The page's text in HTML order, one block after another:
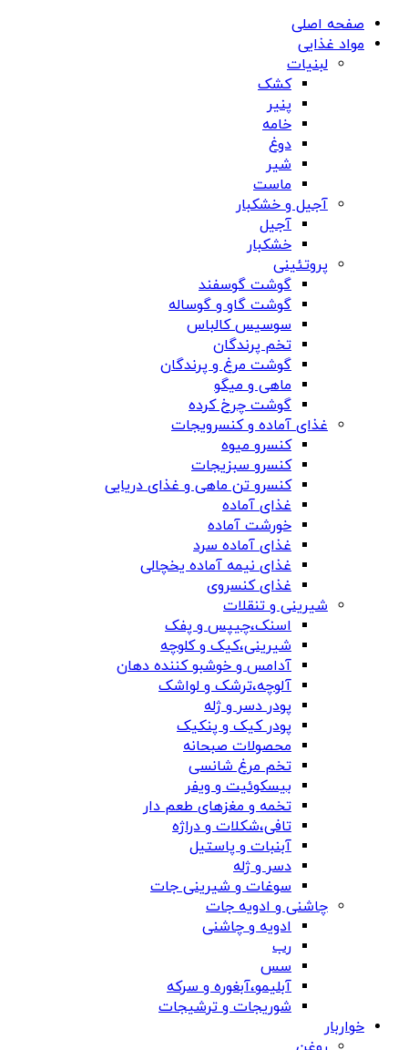
صفحه اصلی
مواد غذایی
لبنیات
کشک
پنیر
خامه
دوغ
شیر
ماست
آجیل و خشکبار
آجیل
خشکبار
پروتئینی
گوشت گوسفند
گوشت گاو و گوساله
سوسیس کالباس
تخم پرندگان
گوشت مرغ و پرندگان
ماهی و میگو
گوشت چرخ کرده
غذای آماده و کنسرویجات
کنسرو میوه
کنسرو سبزیجات
کنسرو تن ماهی و غذای دریایی
غذای آماده
خورشت آماده
غذای آماده سرد
غذای نیمه آماده یخچالی
غذای کنسروی
شیرینی و تنقلات
اسنک،چیپس و پفک
شیرینی،کیک و کلوچه
آدامس و خوشبو کننده دهان
آلوچه،ترشک و لواشک
پودر دسر و ژله
پودر کیک و پنکیک
محصولات صبحانه
تخم مرغ شانسی
بیسکوئیت و ویفر
تخمه و مغزهای طعم دار
تافی،شکلات و دراژه
آبنبات و پاستیل
دسر و ژله
سوغات و شیرینی جات
چاشنی و ادویه جات
ادویه و چاشنی
رب
سس
آبلیمو،آبغوره و سرکه
شوریجات و ترشیجات
خواربار